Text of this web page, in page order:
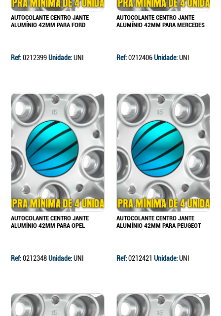
AUTOCOLANTE CENTRO JANTE
ALUMÍNIO 42MM PARA FORD
Ref:0212399Unidade:UNI
AUTOCOLANTE CENTRO JANTE
ALUMÍNIO 42MM PARA MERCEDES
Ref:0212406Unidade:UNI
AUTOCOLANTE CENTRO JANTE
ALUMÍNIO 42MM PARA OPEL
Ref:0212348Unidade:UNI
AUTOCOLANTE CENTRO JANTE
ALUMÍNIO 42MM PARA PEUGEOT
Ref:0212421 Unidade:UNI